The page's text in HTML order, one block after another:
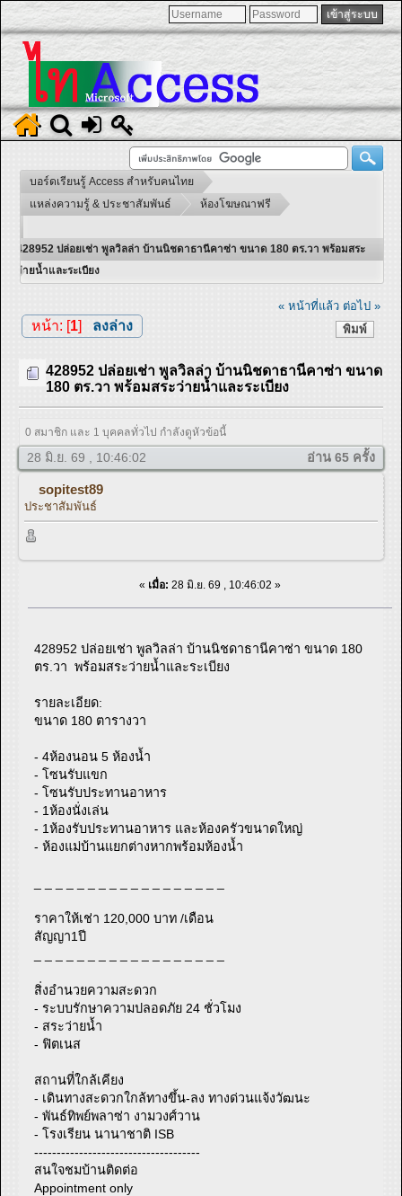
บอร์ดเรียนรู้ Access สำหรับคนไทย
แหล่งความรู้ & ประชาสัมพันธ์
ห้องโฆษณาฟรี
428952 ปล่อยเช่า พูลวิลล่า บ้านนิชดาธานีคาซ่า ขนาด 180 ตร.วา พร้อมสระ
ว่ายน้ำและระเบียง
« หน้าที่แล้ว ต่อไป »
พิมพ์
หน้า: [1] ลงล่าง
428952 ปล่อยเช่า พูลวิลล่า บ้านนิชดาธานีคาซ่า ขนาด
180 ตร.วา พร้อมสระว่ายน้ำและระเบียง
0 สมาชิก และ 1 บุคคลทั่วไป กำลังดูหัวข้อนี้
28 มิ.ย. 69 , 10:46:02 อ่าน 65 ครั้ง
sopitest89
ประชาสัมพันธ์
« เมื่อ: 28 มิ.ย. 69 , 10:46:02 »
428952 ปล่อยเช่า พูลวิลล่า บ้านนิชดาธานีคาซ่า ขนาด 180
ตร.วา พร้อมสระว่ายน้ำและระเบียง
รายละเอียด:
ขนาด 180 ตารางวา
- 4ห้องนอน 5 ห้องน้ำ
- โซนรับแขก
- โซนรับประทานอาหาร
- 1ห้องนั่งเล่น
- 1ห้องรับประทานอาหาร และห้องครัวขนาดใหญ่
- ห้องแม่บ้านแยกต่างหากพร้อมห้องน้ำ
ราคาให้เช่า 120,000 บาท /เดือน
สัญญา1ปี
สิ่งอำนวยความสะดวก
- ระบบรักษาความปลอดภัย 24 ชั่วโมง
- สระว่ายน้ำ
- ฟิตเนส
สถานที่ใกล้เคียง
- เดินทางสะดวกใกล้ทางขึ้น-ลง ทางด่วนแจ้งวัฒนะ
- พันธ์ทิพย์พลาซ่า งามวงศ์วาน
- โรงเรียน นานาชาติ ISB
-------------------------------------
สนใจชมบ้านติดต่อ
Appointment only